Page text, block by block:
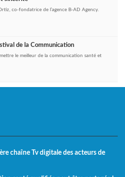
co-fondatrice de l’agence B-AD Agency.
de la Communication
le meilleur de la communication santé et
chaîne Tv digitale des acteurs de